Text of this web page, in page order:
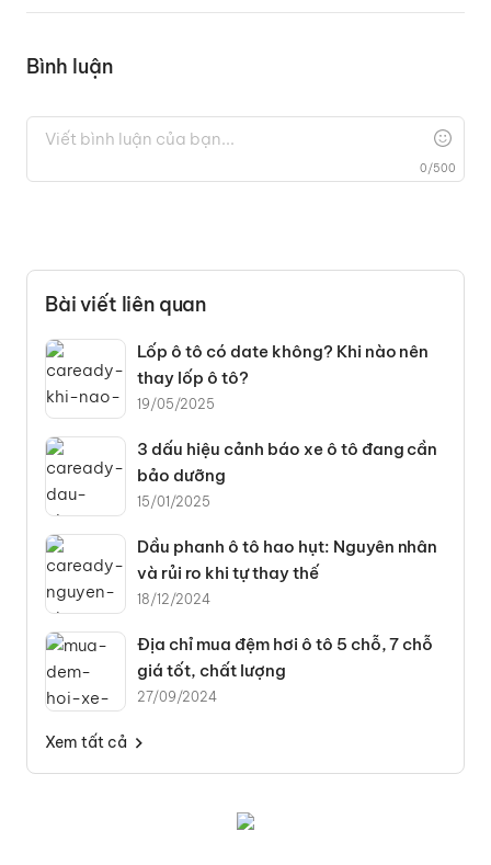
Bình luận
0/500
Bài viết liên quan
Lốp ô tô có date không? Khi nào nên
thay lốp ô tô?
19/05/2025
3 dấu hiệu cảnh báo xe ô tô đang cần
bảo dưỡng
15/01/2025
Dầu phanh ô tô hao hụt: Nguyên nhân
và rủi ro khi tự thay thế
18/12/2024
Địa chỉ mua đệm hơi ô tô 5 chỗ, 7 chỗ
giá tốt, chất lượng
27/09/2024
Xem tất cả